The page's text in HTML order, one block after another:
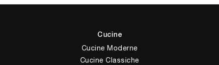
Cucine
Cucine Moderne
Cucine Classiche